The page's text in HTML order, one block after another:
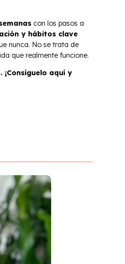
con los pasos a
y hábitos clave
nunca. No se trata de
que realmente funcione.
aquí y